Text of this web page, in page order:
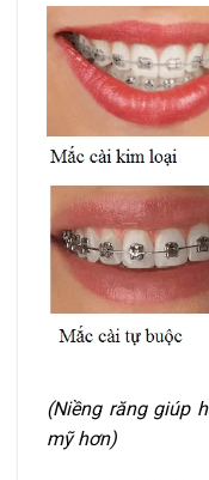
(Niềng răng giúp
mỹ hơn)